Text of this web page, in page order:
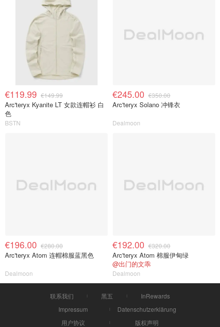
€119.99 €149.99
Arc'teryx Kyanite LT 女款连帽衫 白
色
BSTN
€245.00 €350.00
Arc'teryx Solano 冲锋衣
Dealmoon
€196.00 €280.00
Arc'teryx Atom 连帽棉服蓝黑色
Dealmoon
€192.00 €320.00
Arc'teryx Atom 棉服伊甸绿
@出门的文乖
Dealmoon
联系我们 黑五
InRewards
Impressum
Datenschutzerklärung
用户协议
版权声明